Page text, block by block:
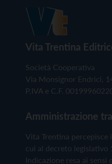
Vita Trentina
Società Cooperativa
Via Monsignor Endrici,
P.IVA e C.F.
Amministrazione
Vita Trentina
cui al decreto legislativo
Indicazione resa ai sensi